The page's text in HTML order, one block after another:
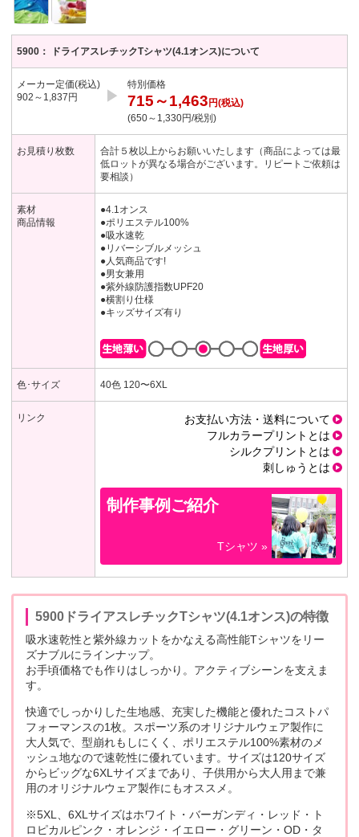
5900： ドライアスレチックTシャツ(4.1オンス)について
メーカー定価(税込)
902～1,837円
▶︎
特別価格
715～1,463 円(税込)
(650～1,330円/税別)
お見積り枚数
合計５枚以上からお願いいたします（商品によっては最
低ロットが異なる場合がございます。リピートご依頼は
要相談）
素材
商品情報
●4.1オンス
●ポリエステル100%
●吸水速乾
●リバーシブルメッシュ
●人気商品です!
●男女兼用
●紫外線防護指数UPF20
●横割り仕様
●キッズサイズ有り
色･サイズ 40色 120〜6XL
リンク
お支払い方法・送料について
フルカラープリントとは
シルクプリントとは
刺しゅうとは
制作事例ご紹介
Tシャツ »
5900ドライアスレチックTシャツ(4.1オンス)の特徴
吸水速乾性と紫外線カットをかなえる高性能Tシャツをリー
ズナブルにラインナップ。
お手頃価格でも作りはしっかり。アクティブシーンを支えま
す。
快適でしっかりした生地感、充実した機能と優れたコストパ
フォーマンスの1枚。スポーツ系のオリジナルウェア製作に
大人気で、型崩れもしにくく、ポリエステル100%素材のメ
ッシュ地なので速乾性に優れています。サイズは120サイズ
からビッグな6XLサイズまであり、子供用から大人用まで兼
用のオリジナルウェア製作にもオススメ。
※5XL、6XLサイズはホワイト・バーガンディ・レッド・ト
ロピカルピンク・オレンジ・イエロー・グリーン・OD・タ